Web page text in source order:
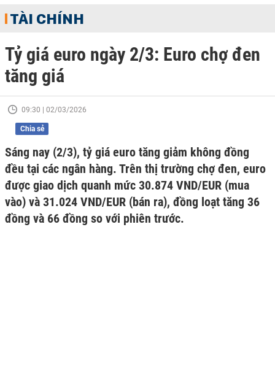
TÀI CHÍNH
Tỷ giá euro ngày 2/3: Euro chợ đen
tăng giá
09:30 | 02/03/2026
Chia sẻ
Sáng nay (2/3), tỷ giá euro tăng giảm không đồng
đều tại các ngân hàng. Trên thị trường chợ đen, euro
được giao dịch quanh mức 30.874 VND/EUR (mua
vào) và 31.024 VND/EUR (bán ra), đồng loạt tăng 36
đồng và 66 đồng so với phiên trước.